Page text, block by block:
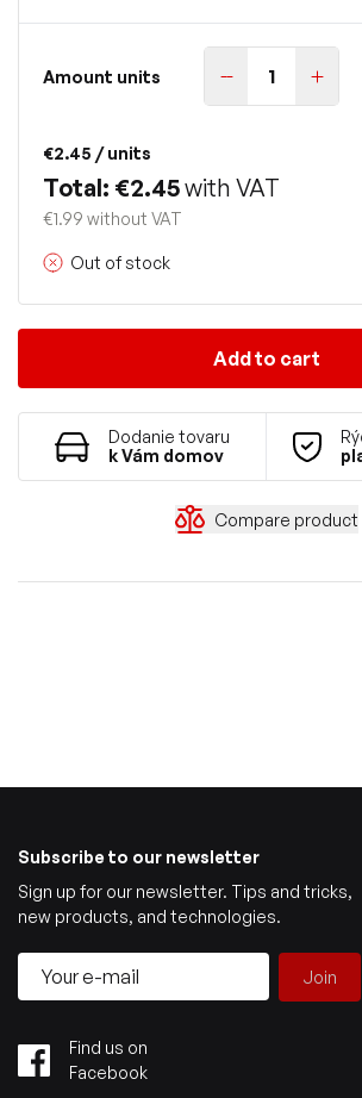
Amount units
€2.45 / units
Total: €2.45with VAT
€1.99 without VAT
Out of stock
Add to cart
Dodanie tovaru
k Vám domov
Compare product
Subscribe to our newsletter
Sign up for our newsletter. Tips and tricks,
new products, and technologies.
Join
Find us on
Facebook